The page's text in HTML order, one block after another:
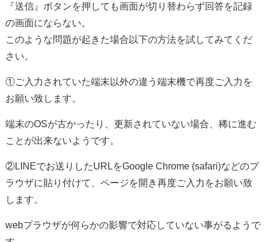
『送信』ボタンを押しても画面が切り替わらず回答を記録
の画面にならない。
このような問題が起きた場合以下の方法を試してみてくだ
さい。
①ご入力されていた端末以外の違う端末機で再度ご入力を
お願い致します。
端末のOSが古かったり、更新されていない場合、稀に進む
ことが出来ないようです。
②LINEでお送りしたURLをGoogle Chrome (safari)などのプ
ラウザに貼り付けて、ページを開き再度ご入力をお願い致
します。
webプラウザが何らかの影響で対応していない事がるようで